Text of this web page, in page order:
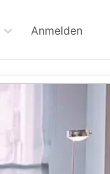
Anmelden